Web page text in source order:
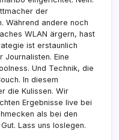
der
Während andere noch
WLAN ärgern, hast
ist erstaunlich
Journalisten. Eine
Und Technik, die
In diesem
die Kulissen. Wir
Ergebnisse live bei
als bei den
Lass uns loslegen.